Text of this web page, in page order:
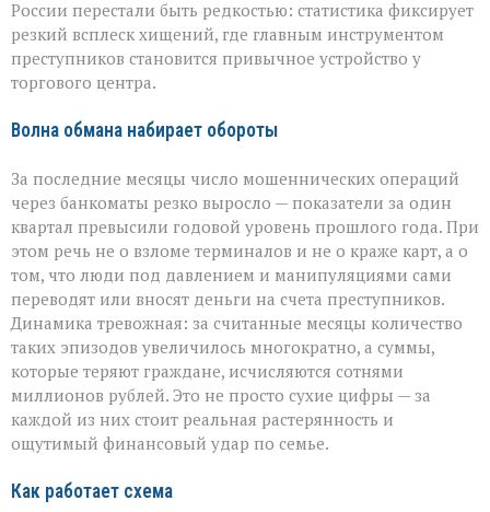
России перестали быть редкостью: статистика фиксирует
резкий всплеск хищений, где главным инструментом
преступников становится привычное устройство у
торгового центра.
Волна обмана набирает обороты
За последние месяцы число мошеннических операций
через банкоматы резко выросло — показатели за один
квартал превысили годовой уровень прошлого года. При
этом речь не о взломе терминалов и не о краже карт, а о
том, что люди под давлением и манипуляциями сами
переводят или вносят деньги на счета преступников.
Динамика тревожная: за считанные месяцы количество
таких эпизодов увеличилось многократно, а суммы,
которые теряют граждане, исчисляются сотнями
миллионов рублей. Это не просто сухие цифры — за
каждой из них стоит реальная растерянность и
ощутимый финансовый удар по семье.
Как работает схема